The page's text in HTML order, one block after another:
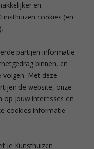
en
cookies (en
partijen informatie
binnen, en
Met deze
de website, onze
op jouw interesses en
cookies informatie
je Kunsthuizen